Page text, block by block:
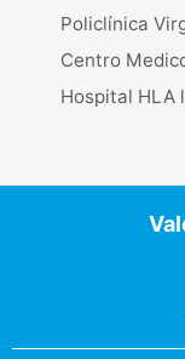
Policlínica
Centro
Hospital HLA